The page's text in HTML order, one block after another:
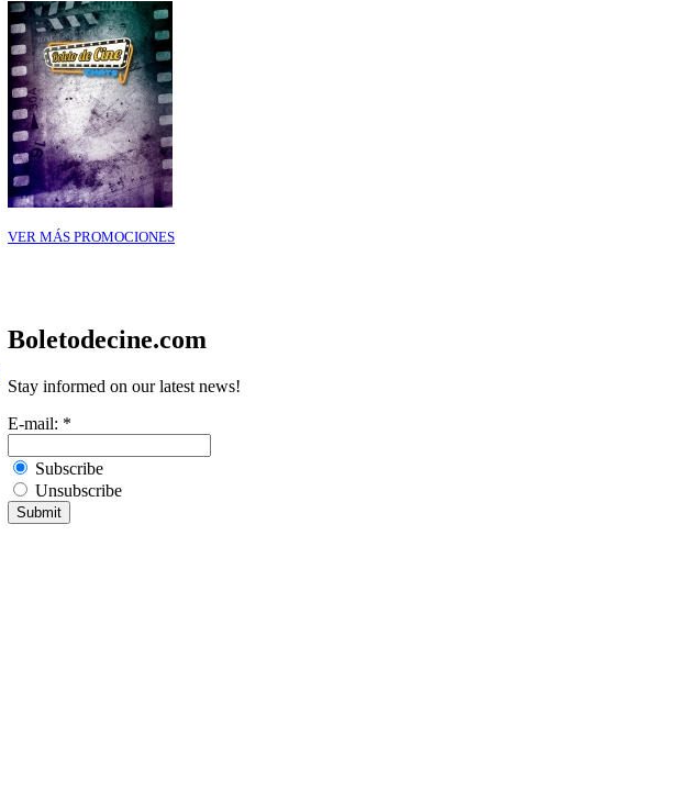
VER MÁS PROMOCIONES
Boletodecine.com
Stay informed on our latest news!
E-mail: *
Subscribe
Unsubscribe